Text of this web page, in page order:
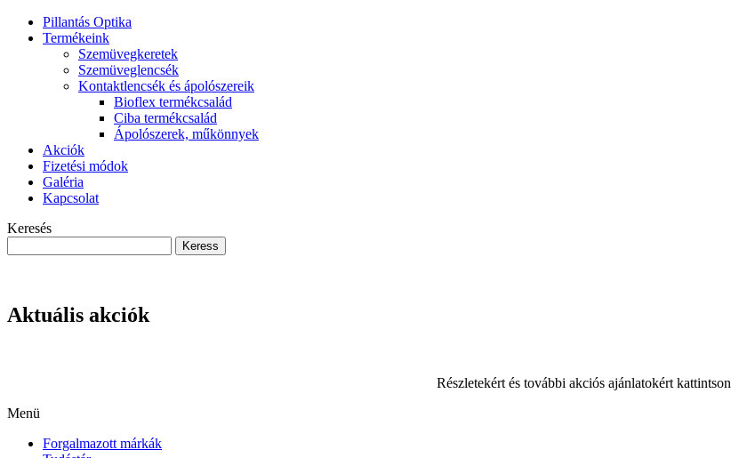
Pillantás Optika
Termékeink
Szemüvegkeretek
Szemüveglencsék
Kontaktlencsék és ápolószereik
Bioflex termékcsalád
Ciba termékcsalád
Ápolószerek, műkönnyek
Akciók
Fizetési módok
Galéria
Kapcsolat
Keresés
Aktuális akciók
Részletekért és további akciós ajánlatokért kattintson
Menü
Forgalmazott márkák